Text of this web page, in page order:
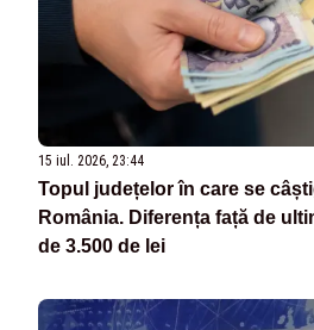
15 iul. 2026, 23:44
Topul județelor în care se
România. Diferența față de
de 3.500 de lei